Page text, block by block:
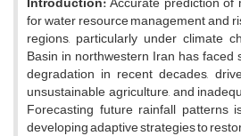
for water resource management and
regions, particularly under climate
Basin in northwestern Iran has
degradation in recent decades,
unsustainable agriculture, and
Forecasting future rainfall patterns
developing adaptive strategies to